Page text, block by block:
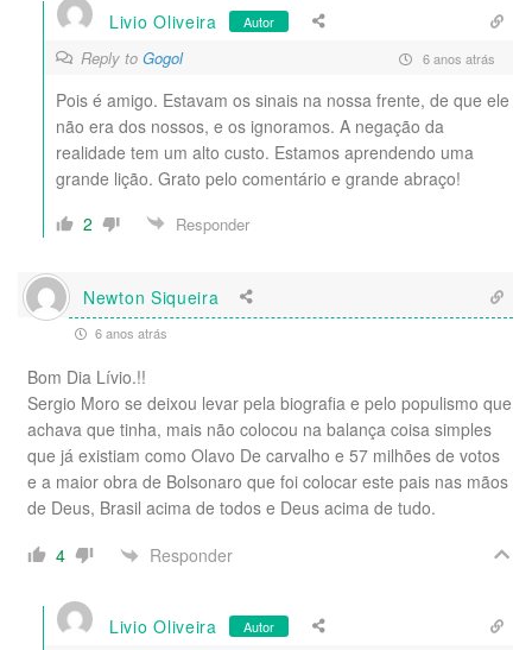
Livio Oliveira Autor
Reply to Gogol 6 anos atrás
Pois é amigo. Estavam os sinais na nossa frente, de que ele
não era dos nossos, e os ignoramos. A negação da
realidade tem um alto custo. Estamos aprendendo uma
grande lição. Grato pelo comentário e grande abraço!
2
Responder
Newton Siqueira
6 anos atrás
Bom Dia Lívio.!!
Sergio Moro se deixou levar pela biografia e pelo populismo que
achava que tinha, mais não colocou na balança coisa simples
que já existiam como Olavo De carvalho e 57 milhões de votos
e a maior obra de Bolsonaro que foi colocar este pais nas mãos
de Deus, Brasil acima de todos e Deus acima de tudo.
4
Responder
Livio Oliveira Autor